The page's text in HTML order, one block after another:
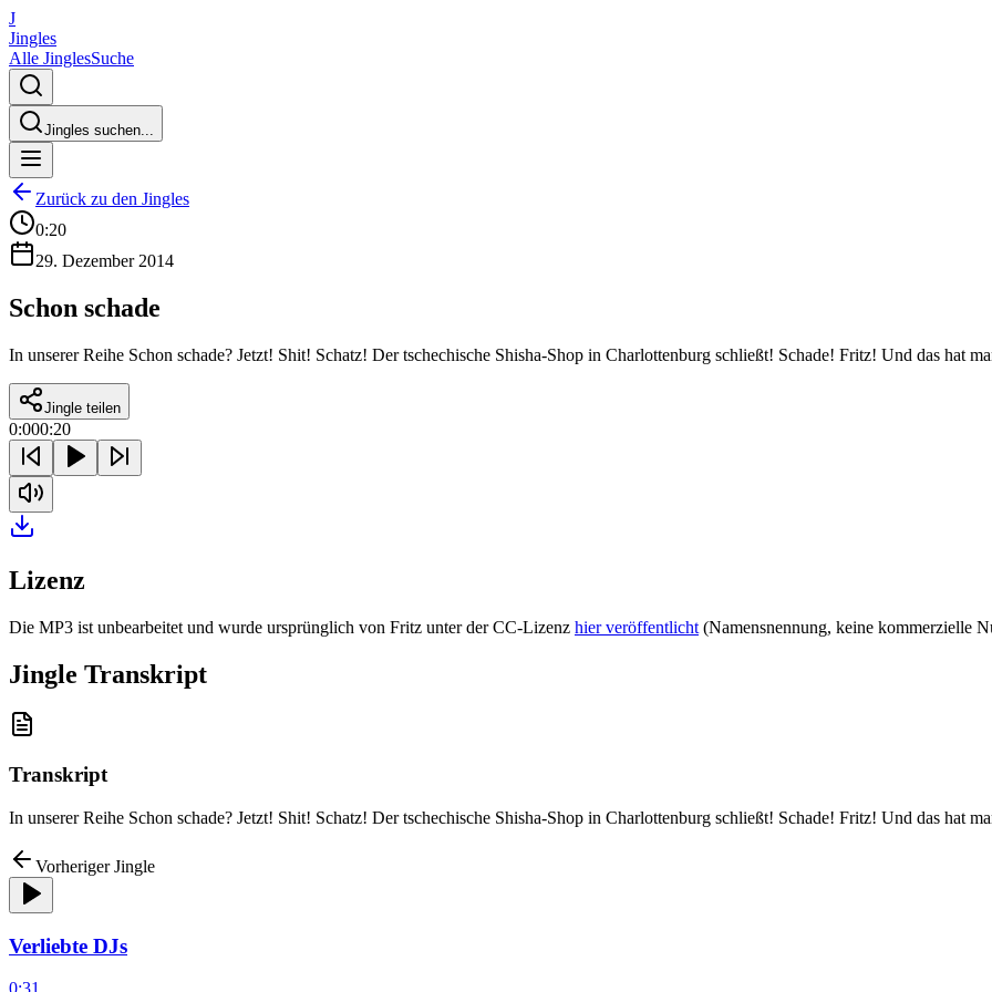
J
Jingles
Alle JinglesSuche
Jingles suchen...
Zurück zu den Jingles
0:20
29. Dezember 2014
Schon schade
In unserer Reihe Schon schade? Jetzt! Shit! Schatz! Der tschechische Shisha-Shop in Charlottenburg schließt! Schade! Fritz! Und das hat
Jingle teilen
0:000:20
Lizenz
Die MP3 ist unbearbeitet und wurde ursprünglich von Fritz unter der CC-Lizenz hier veröffentlicht (Namensnennung, keine kommerzielle
Jingle Transkript
Transkript
In unserer Reihe Schon schade? Jetzt! Shit! Schatz! Der tschechische Shisha-Shop in Charlottenburg schließt! Schade! Fritz! Und das hat
Vorheriger Jingle
Verliebte DJs